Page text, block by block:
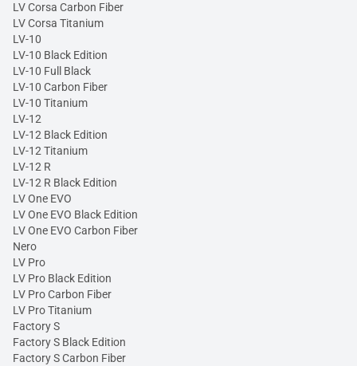
LV Corsa Carbon Fiber
LV Corsa Titanium
LV-10
LV-10 Black Edition
LV-10 Full Black
LV-10 Carbon Fiber
LV-10 Titanium
LV-12
LV-12 Black Edition
LV-12 Titanium
LV-12 R
LV-12 R Black Edition
LV One EVO
LV One EVO Black Edition
LV One EVO Carbon Fiber
Nero
LV Pro
LV Pro Black Edition
LV Pro Carbon Fiber
LV Pro Titanium
Factory S
Factory S Black Edition
Factory S Carbon Fiber